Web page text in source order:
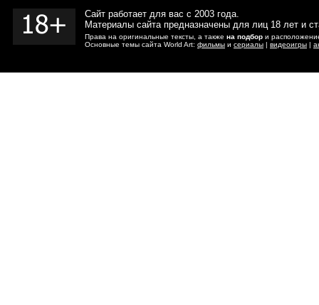
Сайт работает для вас с 2003 года.
Материалы сайта предназначены для лиц 18 лет и
Права на оригинальные тексты, а также на подбор и
Основные темы сайта World Art: фильмы и сериалы | видеоигры |